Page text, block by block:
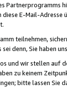
Partnerprogramms
E-Mail-
teilnehmen,
denn, Sie haben
und wir stellen auf
zu keinem
bitte lassen Sie